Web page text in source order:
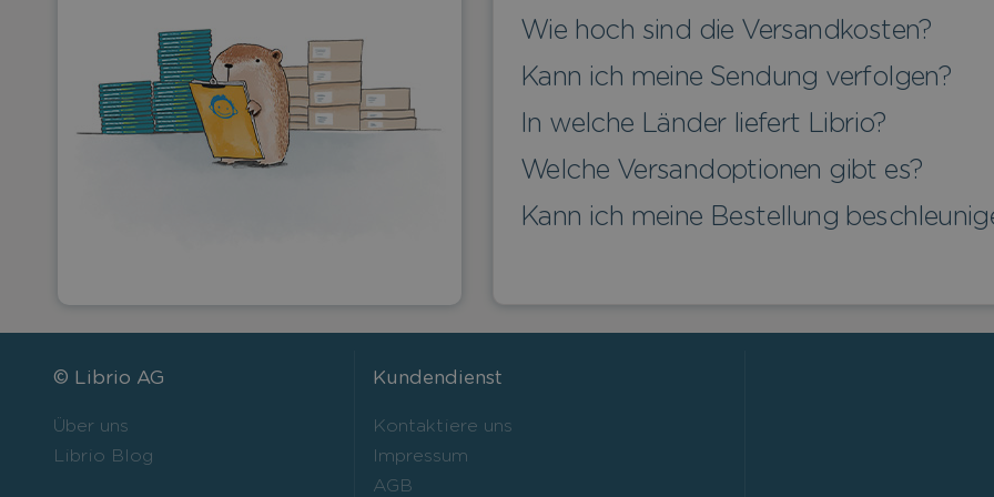
Wie hoch sind die Versandkosten?
Kann ich meine Sendung verfolgen?
In welche Länder liefert Librio?
Welche Versandoptionen gibt es?
Kann ich meine Bestellung
© Librio AG
Über uns
Librio Blog
Kundendienst
Kontaktiere uns
Impressum
AGB